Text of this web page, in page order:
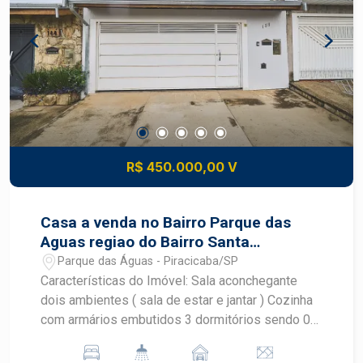
suíte - Banheiro social - Área de serviço - No
quintal, um dormitório adicional com suíte. ideal
para visitas, home office ou renda extra - Amplo
quintal com ótimo espaço externo Casa bem
distribuída, arejada e com excelente
aproveitamento dos ambientes. Aceita
financiamento e uso de FGTS Uma excelente
opção tanto para morar quanto para investir, em
uma das regiões mais procuradas de Piracicaba!
R$ 450.000,00 V
Casa a venda no Bairro Parque das
Aguas regiao do Bairro Santa
Terezinha !!
Parque das Águas - Piracicaba/SP
Características do Imóvel: Sala aconchegante
dois ambientes ( sala de estar e jantar ) Cozinha
com armários embutidos 3 dormitórios sendo 01
com gabinete e box blindex Lavanderia ampla e